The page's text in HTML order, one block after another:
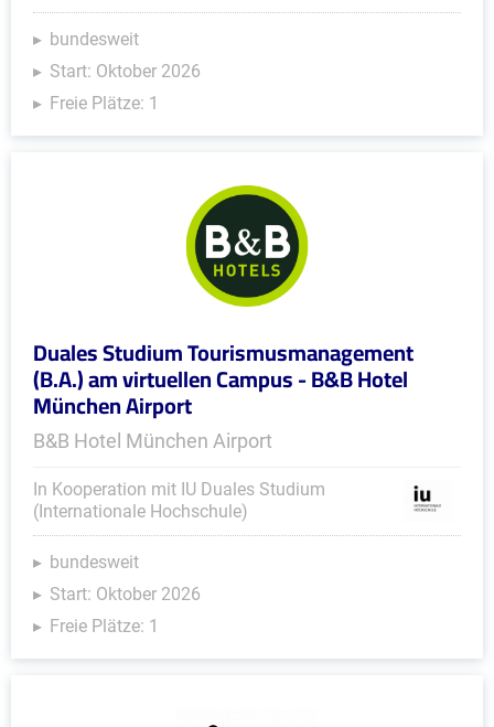
bundesweit
Start: Oktober 2026
Freie Plätze: 1
Duales Studium Tourismusmanagement
(B.A.) am virtuellen Campus - B&B Hotel
München Airport
B&B Hotel München Airport
In Kooperation mit IU Duales Studium
(Internationale Hochschule)
bundesweit
Start: Oktober 2026
Freie Plätze: 1